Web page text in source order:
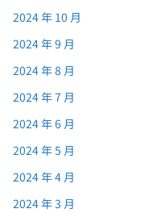
2024 年 10 月
2024 年 9 月
2024 年 8 月
2024 年 7 月
2024 年 6 月
2024 年 5 月
2024 年 4 月
2024 年 3 月